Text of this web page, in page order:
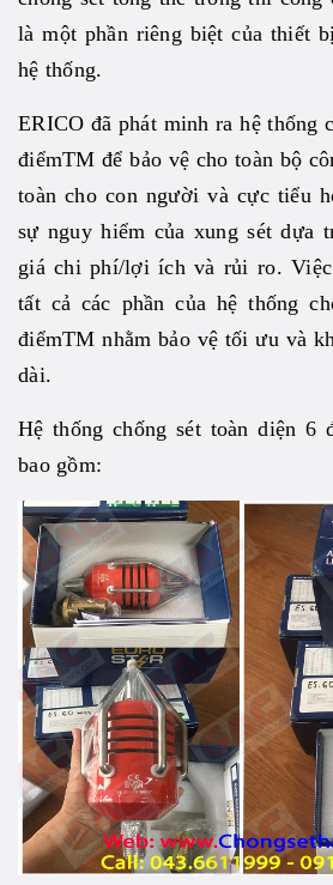
là một phần riêng biệt của thiết
hệ thống.
ERICO đã phát minh ra hệ thống
điểmTM để bảo vệ cho toàn bộ
toàn cho con người và cực tiểu
sự nguy hiểm của xung sét dựa
giá chi phí/lợi ích và rủi ro.
tất cả các phần của hệ thống
điểmTM nhằm bảo vệ tối ưu và
dài.
Hệ thống chống sét toàn diện 6
bao gồm: